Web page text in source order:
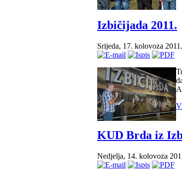
Izbičijada 2011.
Srijeda, 17. kolovoza 2011.
KUD Brda iz
Nedjelja, 14. kolovoza